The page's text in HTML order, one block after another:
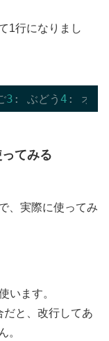
1行になりまし
3 : ぶどう 4
てみる
、実際に使ってみ
います。
と、改行してあ
。